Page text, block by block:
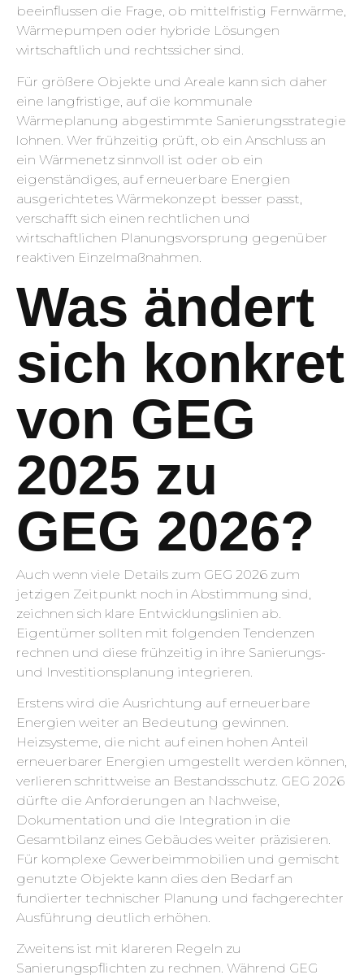
beeinflussen die Frage, ob mittelfristig Fernwärme,
Wärmepumpen oder hybride Lösungen
wirtschaftlich und rechtssicher sind.
Für größere Objekte und Areale kann sich daher
eine langfristige, auf die kommunale
Wärmeplanung abgestimmte Sanierungsstrategie
lohnen. Wer frühzeitig prüft, ob ein Anschluss an
ein Wärmenetz sinnvoll ist oder ob ein
eigenständiges, auf erneuerbare Energien
ausgerichtetes Wärmekonzept besser passt,
verschafft sich einen rechtlichen und
wirtschaftlichen Planungsvorsprung gegenüber
reaktiven Einzelmaßnahmen.
Was ändert
sich konkret
von GEG
2025 zu
GEG 2026?
Auch wenn viele Details zum GEG 2026 zum
jetzigen Zeitpunkt noch in Abstimmung sind,
zeichnen sich klare Entwicklungslinien ab.
Eigentümer sollten mit folgenden Tendenzen
rechnen und diese frühzeitig in ihre Sanierungs-
und Investitionsplanung integrieren.
Erstens wird die Ausrichtung auf erneuerbare
Energien weiter an Bedeutung gewinnen.
Heizsysteme, die nicht auf einen hohen Anteil
erneuerbarer Energien umgestellt werden können,
verlieren schrittweise an Bestandsschutz. GEG 2026
dürfte die Anforderungen an Nachweise,
Dokumentation und die Integration in die
Gesamtbilanz eines Gebäudes weiter präzisieren.
Für komplexe Gewerbeimmobilien und gemischt
genutzte Objekte kann dies den Bedarf an
fundierter technischer Planung und fachgerechter
Ausführung deutlich erhöhen.
Zweitens ist mit klareren Regeln zu
Sanierungspflichten zu rechnen. Während GEG